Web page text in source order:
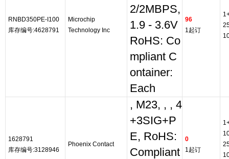
RNBD350PE-I100
库存编号:4628791
Microchip
Technology Inc
2/2MBPS,
1.9 - 3.6V
RoHS: Co
mpliant C
ontainer:
Each
96
1起订
1628791
库存编号:3128946
Phoenix Contact
, M23, , , 4
+3SIG+P
E, RoHS:
Compliant
0
1起订